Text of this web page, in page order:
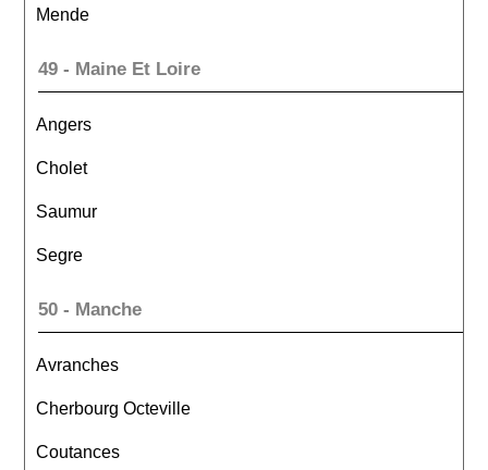
Mende
49 - Maine Et Loire
Angers
Cholet
Saumur
Segre
50 - Manche
Avranches
Cherbourg Octeville
Coutances